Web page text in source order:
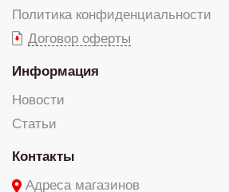
Политика конфиденциальности
Договор оферты
Информация
Новости
Статьи
Контакты
Адреса магазинов